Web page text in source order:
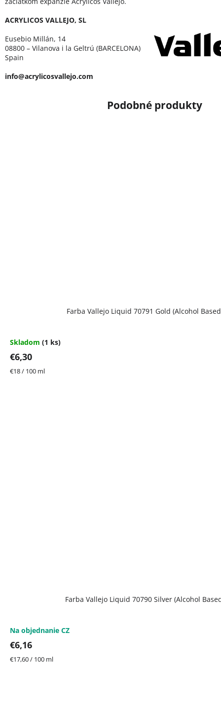
Farba Vallejo Liquid 70791 Gold (Alcohol
Skladom (1 ks)
€6,30
Jednotková
€18 / 100 ml
Farba Vallejo Liquid 70790 Silver (Alcohol
Na objednanie CZ
€6,16
Jednotková
€17,60 / 100 ml
ACRYLICOS VALLEJO, SL
Eusebio Millán, 14
08800 – Vilanova i la Geltrú (BARCELONA)
Spain
info@acrylicosvallejo.com